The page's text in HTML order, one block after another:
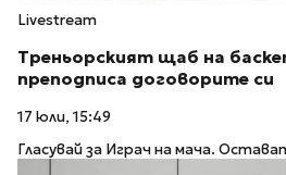
Livestream
Треньорският щаб на
преподписа договорите си
17 юли, 15:49
Гласувай за Играч на мача.